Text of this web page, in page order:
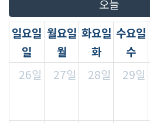
오늘
일요일
일
월요일
월
화요일
화
수요일
수
26일
27일 28일 29일